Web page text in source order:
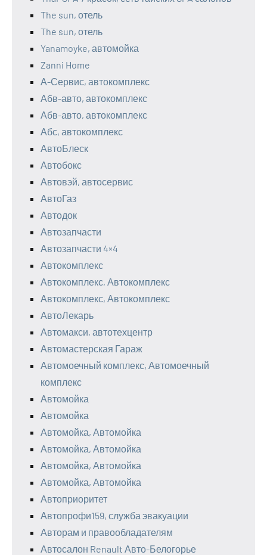
The sun, отель
The sun, отель
Yanamoyke, автомойка
Zanni Home
А-Сервис, автокомплекс
Абв-авто, автокомплекс
Абв-авто, автокомплекс
Абс, автокомплекс
АвтоБлеск
Автобокс
Автовэй, автосервис
АвтоГаз
Автодок
Автозапчасти
Автозапчасти 4×4
Автокомплекс
Автокомплекс, Автокомплекс
Автокомплекс, Автокомплекс
АвтоЛекарь
Автомакси, автотехцентр
Автомастерская Гараж
Автомоечный комплекс, Автомоечный
комплекс
Автомойка
Автомойка
Автомойка, Автомойка
Автомойка, Автомойка
Автомойка, Автомойка
Автомойка, Автомойка
Автоприоритет
Автопрофи159, служба эвакуации
Авторам и правообладателям
Автосалон Renault Авто-Белогорье